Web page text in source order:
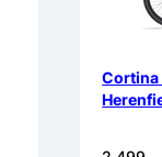
Cortina